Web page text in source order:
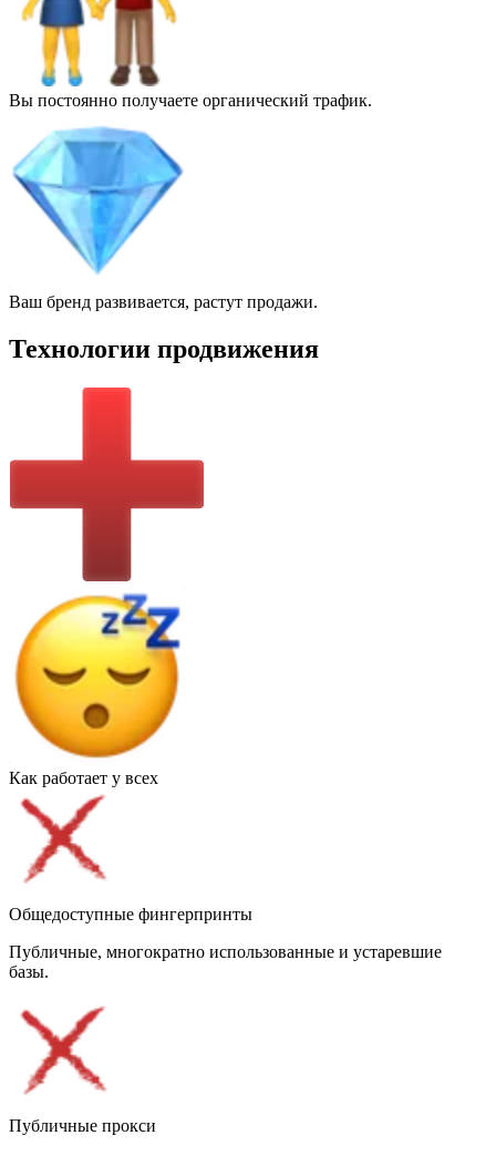
Вы постоянно получаете органический трафик.
Ваш бренд развивается, растут продажи.
Технологии продвижения
Как работает у всех
Общедоступные фингерпринты
Публичные, многократно использованные и устаревшие
базы.
Публичные прокси